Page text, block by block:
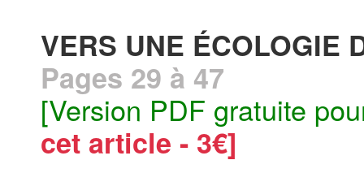
VERS UNE ÉCOLOGIE
Pages 29 à 47
[Version PDF gratuite
cet article - 3€]